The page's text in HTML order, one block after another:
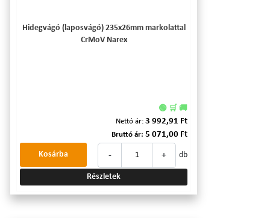
Hidegvágó (laposvágó) 235x26mm markolattal
CrMoV Narex
🟢 🛒 🚚
Nettó ár: 3 992,91 Ft
Bruttó ár: 5 071,00 Ft
- + db
Kosárba
Részletek